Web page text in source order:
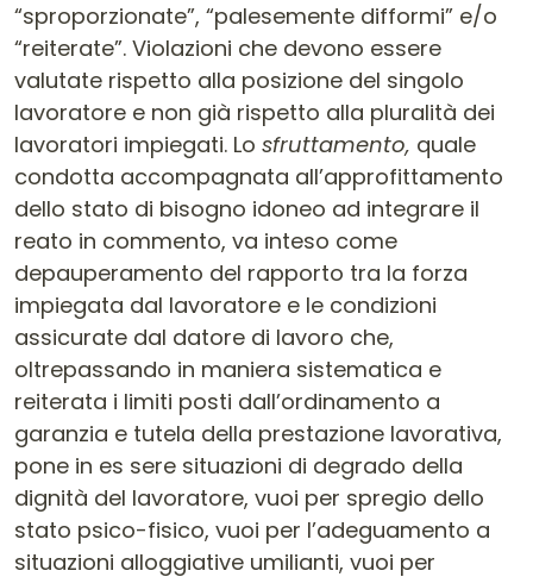
“sproporzionate”, “palesemente difformi” e/o
“reiterate”. Violazioni che devono essere
valutate rispetto alla posizione del singolo
lavoratore e non già rispetto alla pluralità dei
lavoratori impiegati. Lo sfruttamento, quale
condotta accompagnata all’approfittamento
dello stato di bisogno idoneo ad integrare il
reato in commento, va inteso come
depauperamento del rapporto tra la forza
impiegata dal lavoratore e le condizioni
assicurate dal datore di lavoro che,
oltrepassando in maniera sistematica e
reiterata i limiti posti dall’ordinamento a
garanzia e tutela della prestazione lavorativa,
pone in es sere situazioni di degrado della
dignità del lavoratore, vuoi per spregio dello
stato psico-fisico, vuoi per l’adeguamento a
situazioni alloggiative umilianti, vuoi per